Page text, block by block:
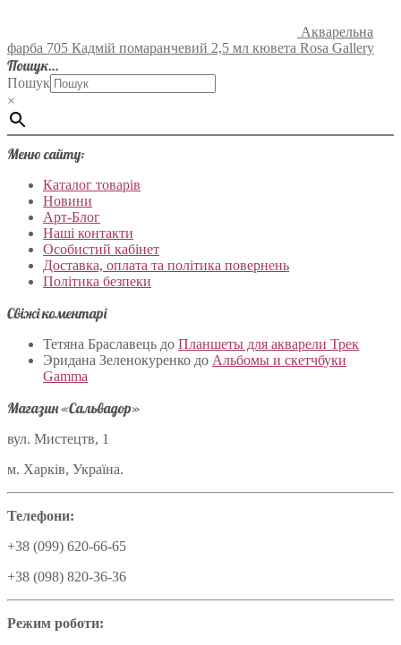
Акварельна
фарба 705 Кадмій помаранчевий 2,5 мл кювета Rosa Gallery
Пошук…
Пошук
×
Меню сайту:
Каталог товарів
Новини
Арт-Блог
Наші контакти
Особистий кабінет
Доставка, оплата та політика повернень
Політика безпеки
Свіжі коментарі
Тетяна Браславець до Планшеты для акварели Трек
Эридана Зеленокуренко до Альбомы и скетчбуки
Gamma
Магазин «Сальвадор»
вул. Мистецтв, 1
м. Харків, Україна.
Телефони:
+38 (099) 620-66-65
+38 (098) 820-36-36
Режим роботи: